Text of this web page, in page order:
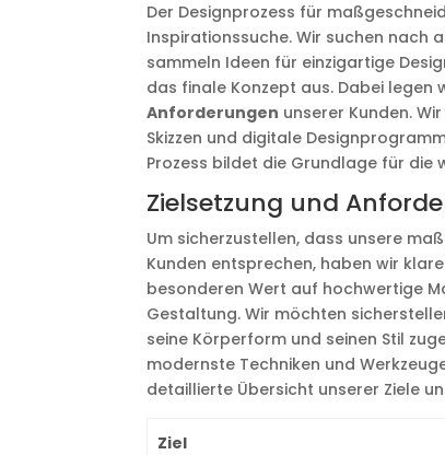
Der Designprozess für
Inspirationssuche. Wir suchen nach
sammeln Ideen für einzigartige
das finale Konzept aus. Dabei legen
Anforderungen unserer Kunden.
Skizzen und digitale
Prozess bildet die Grundlage für die
Zielsetzung und
Um sicherzustellen, dass unsere
Kunden entsprechen, haben wir klare
besonderen Wert auf hochwertige
Gestaltung. Wir möchten
seine Körperform und seinen Stil
modernste Techniken und
detaillierte Übersicht unserer Ziele
Ziel